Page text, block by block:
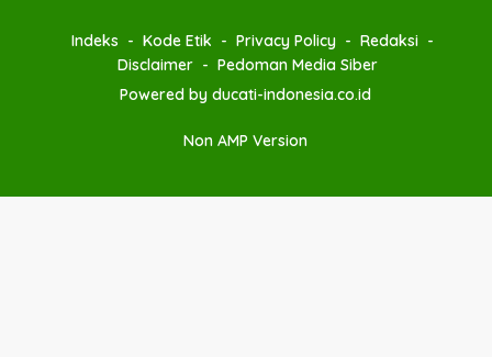
Indeks Kode Etik Privacy Policy
Redaksi
Disclaimer
Pedoman Media Siber
Powered by ducati-indonesia.co.id
Non AMP Version